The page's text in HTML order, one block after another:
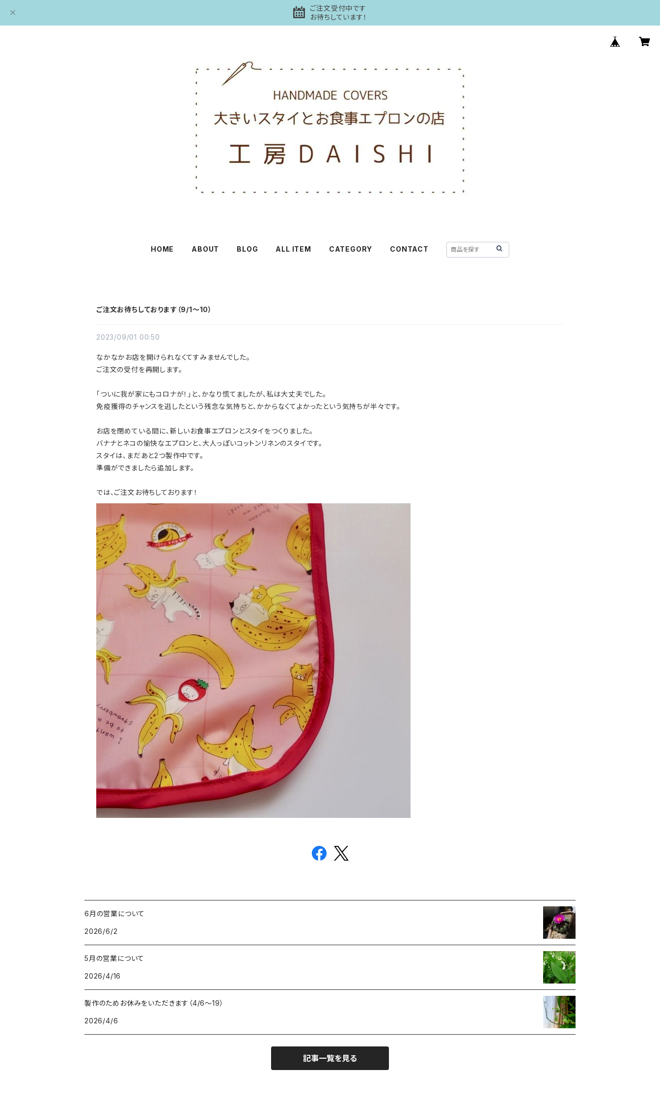
ご注文受付中です
お待ちしています！
HOME ABOUT BLOG ALL ITEM CATEGORY CONTACT
ご注文お待ちしております（9/1〜10）
2023/09/01 00:50
なかなかお店を開けられなくてすみませんでした。
ご注文の受付を再開します。
「ついに我が家にもコロナが！」と、かなり慌てましたが、私は大丈夫でした。
免疫獲得のチャンスを逃したという残念な気持ちと、かからなくてよかったという気持ちが半々です。
お店を閉めている間に、新しいお食事エプロンとスタイをつくりました。
バナナとネコの愉快なエプロンと、大人っぽいコットンリネンのスタイです。
スタイは、まだあと2つ製作中です。
準備ができましたら追加します。
では、ご注文お待ちしております！
6月の営業について
2026/6/2
5月の営業について
2026/4/16
製作のためお休みをいただきます（4/6〜19）
2026/4/6
記事一覧を見る